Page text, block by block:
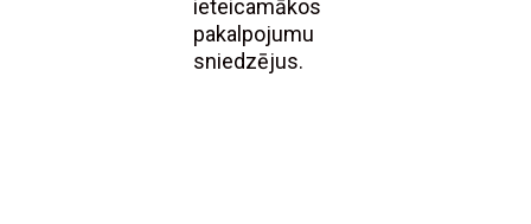
ieteicamākos
pakalpojumu
sniedzējus.